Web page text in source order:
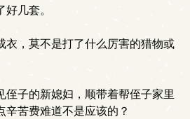
几套。
，莫不是打了什么厉害的猎物或
子的新媳妇，顺带着帮侄子家里
辛苦费难道不是应该的？